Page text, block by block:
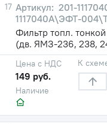
17
201-
1117040А\ЭФТ-
Фильтр топл.
(дв. ЯМЗ-236, 238,
Наличие
Цена с НДС
149 руб.
К